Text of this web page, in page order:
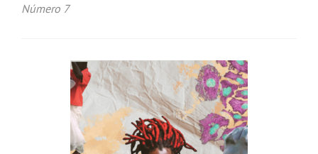
Número 7